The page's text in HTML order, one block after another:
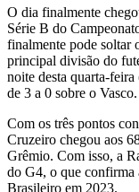
O dia finalmente
Série B do
finalmente pode soltar
principal divisão do
noite desta quarta-
de 3 a 0 sobre o Vasco.
Com os três pontos
Cruzeiro chegou aos
Grêmio. Com isso, a
do G4, o que confirma
Brasileiro em 2023.